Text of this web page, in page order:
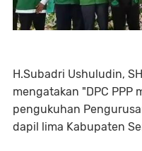
H.Subadri Ushuludin,
mengatakan "DPC PPP
pengukuhan
dapil lima Kabupaten